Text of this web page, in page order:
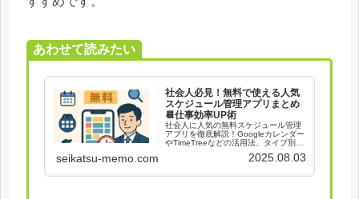
あわせて読みたい
社会人必見！無料で使える人気
スケジュール管理アプリまとめ
📆仕事効率UP術
社会人に人気の無料スケジュール管理
アプリを徹底解説！Googleカレンダー
やTimeTreeなどの活用法、タイプ別お
網羅。2025年最新版で仕事もプライベ
seikatsu-memo.com 2025.08.03